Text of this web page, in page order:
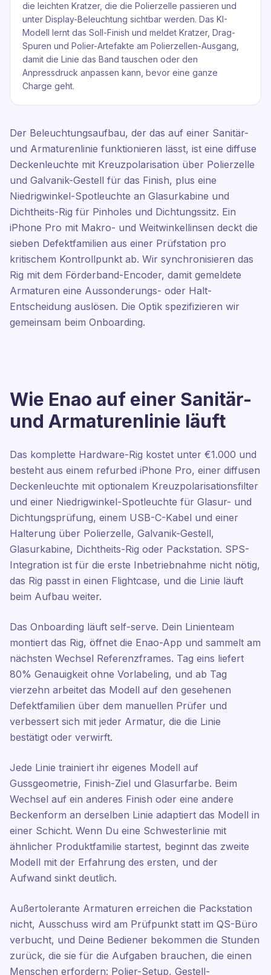
die leichten Kratzer, die die Polierzelle passieren und
unter Display-Beleuchtung sichtbar werden. Das KI-
Modell lernt das Soll-Finish und meldet Kratzer, Drag-
Spuren und Polier-Artefakte am Polierzellen-Ausgang,
damit die Linie das Band tauschen oder den
Anpressdruck anpassen kann, bevor eine ganze
Charge geht.
Der Beleuchtungsaufbau, der das auf einer Sanitär-
und Armaturenlinie funktionieren lässt, ist eine diffuse
Deckenleuchte mit Kreuzpolarisation über Polierzelle
und Galvanik-Gestell für das Finish, plus eine
Niedrigwinkel-Spotleuchte an Glasurkabine und
Dichtheits-Rig für Pinholes und Dichtungssitz. Ein
iPhone Pro mit Makro- und Weitwinkellinsen deckt die
sieben Defektfamilien aus einer Prüfstation pro
kritischem Kontrollpunkt ab. Wir synchronisieren das
Rig mit dem Förderband-Encoder, damit gemeldete
Armaturen eine Aussonderungs- oder Halt-
Entscheidung auslösen. Die Optik spezifizieren wir
gemeinsam beim Onboarding.
Wie Enao auf einer Sanitär-
und Armaturenlinie läuft
Das komplette Hardware-Rig kostet unter €1.000 und
besteht aus einem refurbed iPhone Pro, einer diffusen
Deckenleuchte mit optionalem Kreuzpolarisationsfilter
und einer Niedrigwinkel-Spotleuchte für Glasur- und
Dichtungsprüfung, einem USB-C-Kabel und einer
Halterung über Polierzelle, Galvanik-Gestell,
Glasurkabine, Dichtheits-Rig oder Packstation. SPS-
Integration ist für die erste Inbetriebnahme nicht nötig,
das Rig passt in einen Flightcase, und die Linie läuft
beim Aufbau weiter.
Das Onboarding läuft self-serve. Dein Linienteam
montiert das Rig, öffnet die Enao-App und sammelt am
nächsten Wechsel Referenzframes. Tag eins liefert
80% Genauigkeit ohne Vorlabeling, und ab Tag
vierzehn arbeitet das Modell auf den gesehenen
Defektfamilien über dem manuellen Prüfer und
verbessert sich mit jeder Armatur, die die Linie
bestätigt oder verwirft.
Jede Linie trainiert ihr eigenes Modell auf
Gussgeometrie, Finish-Ziel und Glasurfarbe. Beim
Wechsel auf ein anderes Finish oder eine andere
Beckenform an derselben Linie adaptiert das Modell in
einer Schicht. Wenn Du eine Schwesterlinie mit
ähnlicher Produktfamilie startest, beginnt das zweite
Modell mit der Erfahrung des ersten, und der
Aufwand sinkt deutlich.
Außertolerante Armaturen erreichen die Packstation
nicht, Ausschuss wird am Prüfpunkt statt im QS-Büro
verbucht, und Deine Bediener bekommen die Stunden
zurück, die sie für die Aufgaben brauchen, die einen
Menschen erfordern: Polier-Setup, Gestell-